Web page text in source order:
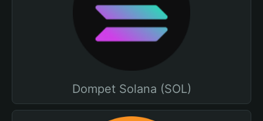
Dompet Solana (SOL)